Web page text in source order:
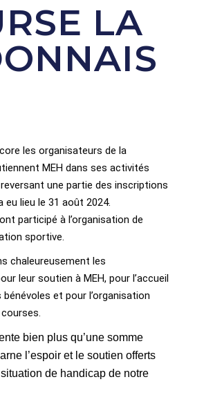
LA
les organisateurs de la
MEH dans ses activités
une partie des inscriptions
eu lieu le 31 août 2024.
participé à l’organisation de
sportive.
chaleureusement les
leur soutien à MEH, pour l’accueil
et pour l’organisation
bien plus qu’une somme
l’espoir et le soutien offerts
de handicap de notre